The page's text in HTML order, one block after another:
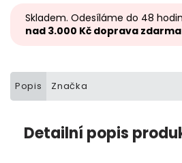
Skladem. Odesíláme do 48
nad 3.000 Kč doprava zdarma
Popis Značka
Detailní popis